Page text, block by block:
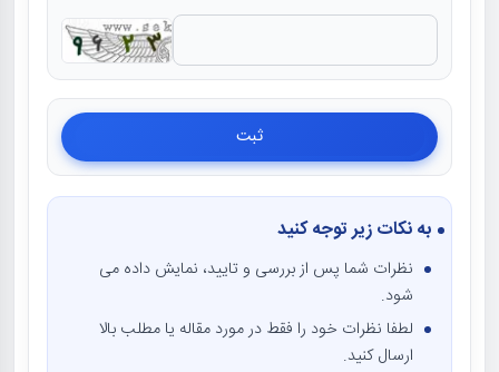
به نکات زیر توجه کنید
نظرات شما پس از بررسی و تایید، نمایش داده می
شود.
لطفا نظرات خود را فقط در مورد مقاله یا مطلب بالا
ارسال کنید.